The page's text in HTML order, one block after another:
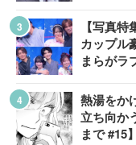
【写真
カップル
まらがラ
熱湯をか
立ち向か
まで #15】